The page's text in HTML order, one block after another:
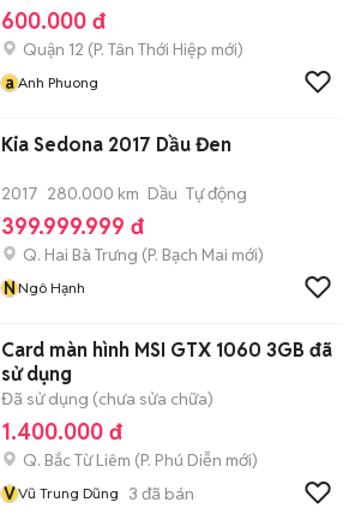
600.000 đ
Quận 12 (P. Tân Thới Hiệp mới)
a Anh Phuong
Kia Sedona 2017 Dầu Đen
2017 280.000 km Dầu Tự động
399.999.999 đ
Q. Hai Bà Trưng (P. Bạch Mai mới)
NNgô Hạnh
Card màn hình MSI GTX 1060 3GB đã
sử dụng
Đã sử dụng (chưa sửa chữa)
1.400.000 đ
Q. Bắc Từ Liêm (P. Phú Diễn mới)
VVũ Trung Dũng 3 đã bán